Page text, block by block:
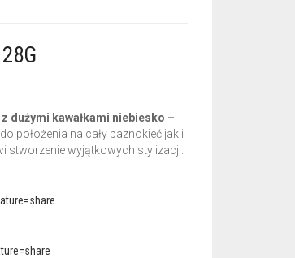
dużymi kawałkami niebiesko –
położenia na cały paznokieć jak i
stworzenie wyjątkowych stylizacji.